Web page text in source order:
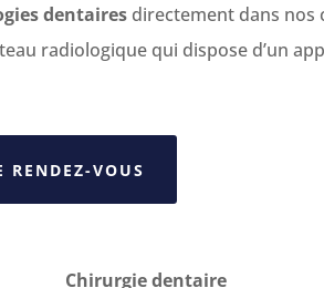
dentaires directement dans nos
radiologique qui dispose d’un
RENDEZ-VOUS
Chirurgie dentaire